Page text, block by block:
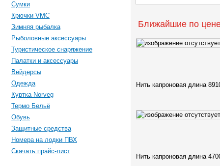
Сумки
Крючки VMC
Зимняя рыбалка
Рыболовные аксессуары
Туристическое снаряжение
Палатки и аксессуары
Вейдерсы
Одежда
Куртка Norveg
Термо Бельё
Обувь
Защитные средства
Номера на лодки ПВХ
Скачать прайс-лист
Ближайшие по
Нить капроновая длина
Нить капроновая длина